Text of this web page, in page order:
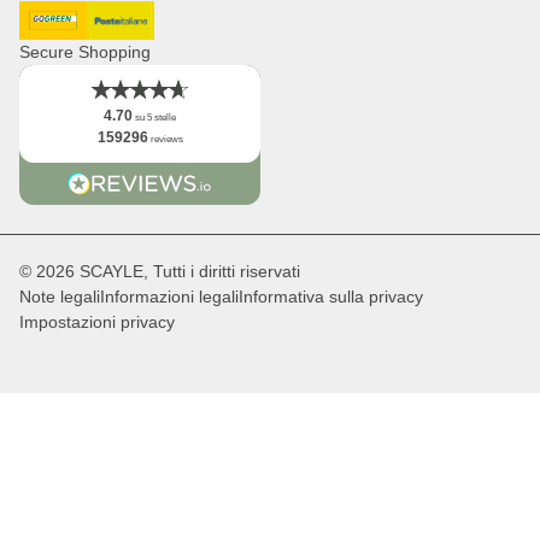
Logo
Fatti
DHL GoGreenPost Italiane
Secure Shopping
4.70 su 5 stelle
159296reviews
© 2026 SCAYLE, Tutti i diritti riservati
Note legaliInformazioni legaliInformativa sulla privacy
Impostazioni privacy